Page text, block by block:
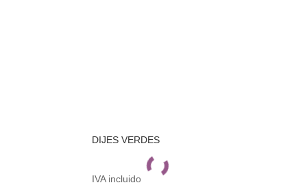
DIJES VERDES
IVA incluido